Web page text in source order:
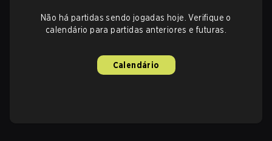
Não há partidas sendo jogadas hoje. Verifique o
calendário para partidas anteriores e futuras.
Calendário